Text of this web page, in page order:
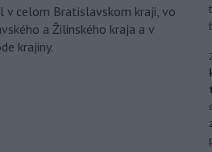
v celom Bratislavskom kraji, vo
a Žilinského kraja a v
krajiny.